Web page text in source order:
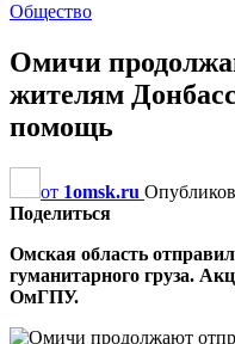
Общество
Омичи
жителям
помощь
от 1omsk.ru
Поделиться
Омская область
гуманитарного груза.
ОмГПУ.